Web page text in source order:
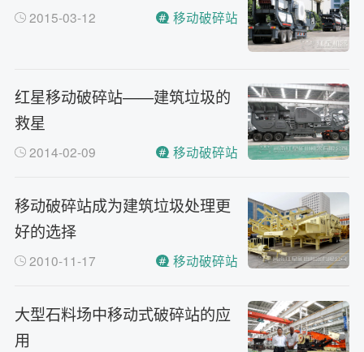
2015-03-12 移动破碎站
红星移动破碎站——建筑垃圾的
救星
2014-02-09 移动破碎站
移动破碎站成为建筑垃圾处理更
好的选择
2010-11-17 移动破碎站
大型石料场中移动式破碎站的应
用